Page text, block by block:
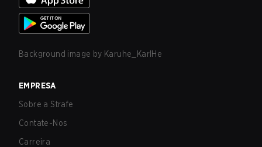
Background image by Karuhe_KarlHe
EMPRESA
Sobre a Strafe
Contate-Nos
Carreira